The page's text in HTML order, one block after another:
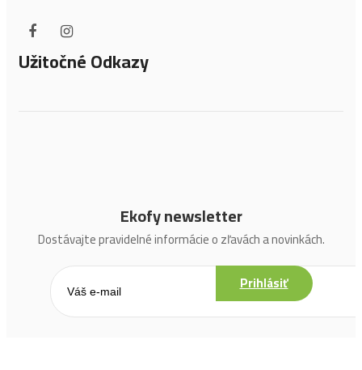
Užitočné Odkazy
Ekofy newsletter
Dostávajte pravidelné informácie o zľavách a novinkách.
Prihlásiť